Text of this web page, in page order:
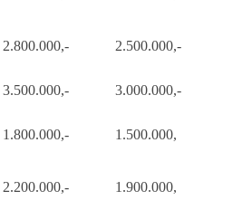
2.800.000,- 2.500.000,-
3.500.000,-
3.000.000,-
1.800.000,- 1.500.000,
2.200.000,- 1.900.000,